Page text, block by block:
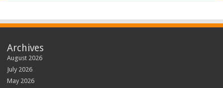
Archives
August 2026
July 2026
May 2026